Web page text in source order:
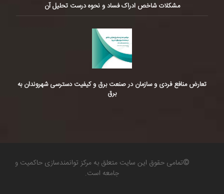
مشکلات شاخص ادراک فساد و نحوه درست تحلیل آن
تعارض منافع فردی و سازمان در صنعت برق و کیفیت دسترسی شهروندان به
برق
©تمامی حقوق این سایت متعلق به مرکز توانمندسازی حاکمیت و
جامعه است.